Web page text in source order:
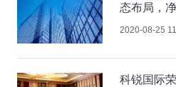
态布局，
2020-08-25
科锐国际